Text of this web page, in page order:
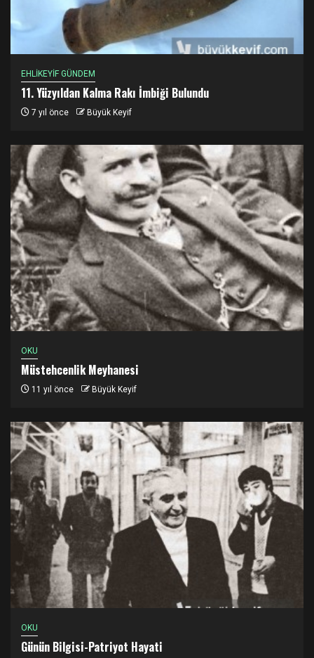
EHLİKEYİF GÜNDEM
11. Yüzyıldan Kalma Rakı İmbiği Bulundu
7 yıl önce Büyük Keyif
OKU
Müstehcenlik Meyhanesi
11 yıl önce Büyük Keyif
OKU
Günün Bilgisi-Patriyot Hayati